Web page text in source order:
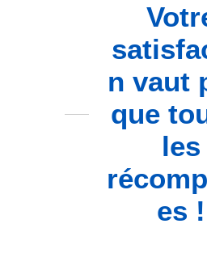
n vaut
que
les
es !